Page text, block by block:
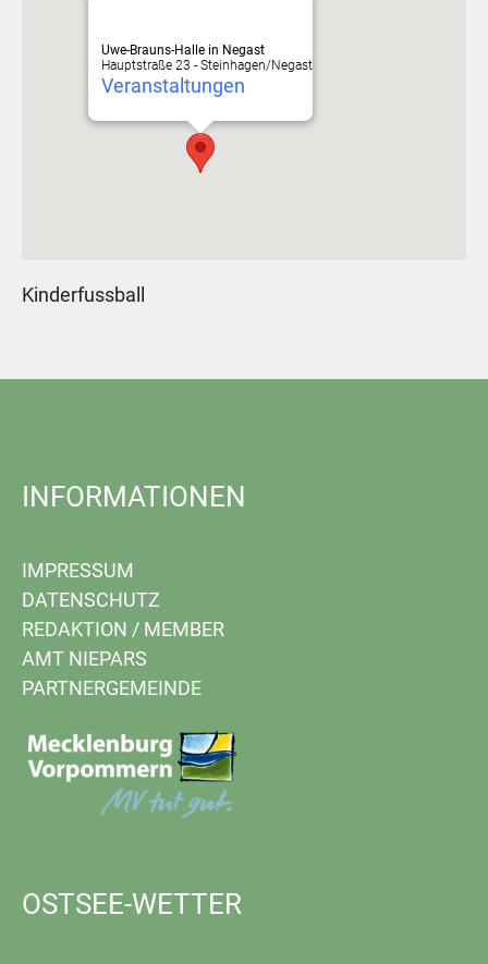
Uwe-Brauns-Halle in Negast
Hauptstraße 23 - Steinhagen/Negast
Veranstaltungen
Kinderfussball
INFORMATIONEN
IMPRESSUM
DATENSCHUTZ
REDAKTION / MEMBER
AMT NIEPARS
PARTNERGEMEINDE
OSTSEE-WETTER